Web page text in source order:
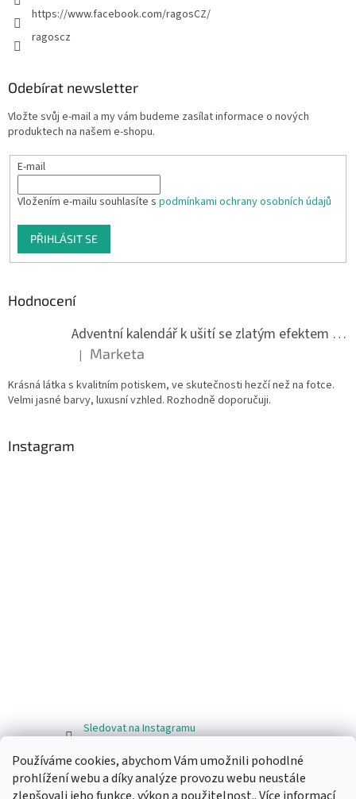
Používáme cookies, abychom Vám umožnili pohodlné
prohlížení webu a díky analýze provozu webu neustále
https://www.facebook.com/ragosCZ/
ragoscz
Odebírat newsletter
Vložte svůj e-mail a my vám budeme zasílat informace o nových
produktech na našem e-shopu.
E-mail
Vložením e-mailu souhlasíte s podmínkami ochrany osobních údajů
PŘIHLÁSIT SE
Hodnocení
Adventní kalendář k ušití se zlatým efektem 042Q
Hodnocení produktu je 5 z 5 hvězdiček.
| Marketa
Krásná látka s kvalitním potiskem, ve skutečnosti hezčí než na fotce.
Velmi jasné barvy, luxusní vzhled. Rozhodně doporučuji.
Instagram
Sledovat na Instagramu
Facebook